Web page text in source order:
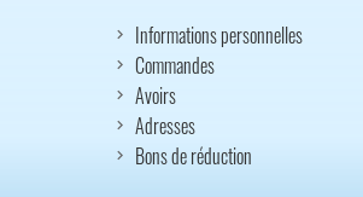
Informations personnelles
Commandes
Avoirs
Adresses
Bons de réduction